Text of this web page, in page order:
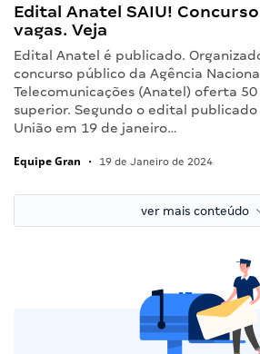
Edital Anatel SAIU!
vagas. Veja
Edital Anatel é publicado.
concurso público da Agência
Telecomunicações (Anatel) oferta 50
superior. Segundo o edital
União em 19 de janeiro…
Equipe Gran • 19 de Janeiro de 2024
ver mais conteúdo